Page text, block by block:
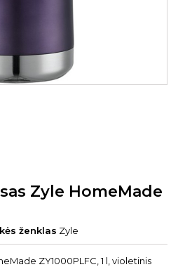
Zyle HomeMade
ženklas Zyle
ZY1000PLFC, 1 l, violetinis